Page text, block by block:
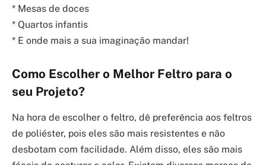
* Mesas de doces
* Quartos infantis
* E onde mais a sua imaginação mandar!
Como Escolher o Melhor Feltro para o
seu Projeto?
Na hora de escolher o feltro, dê preferência aos feltros
de poliéster, pois eles são mais resistentes e não
desbotam com facilidade. Além disso, eles são mais